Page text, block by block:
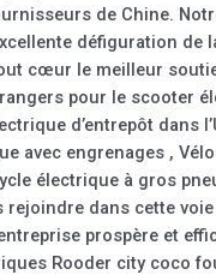
de Chine.
défiguration de
cœur le meilleur
pour le scooter
d’entrepôt dans
avec engrenages ,
électrique à gros
rejoindre dans cette
prospère et
Rooder city coco